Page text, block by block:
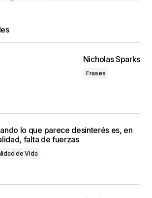
Nicholas Sparks
Frases
lo que parece desinterés es, en
falta de fuerzas
de Vida